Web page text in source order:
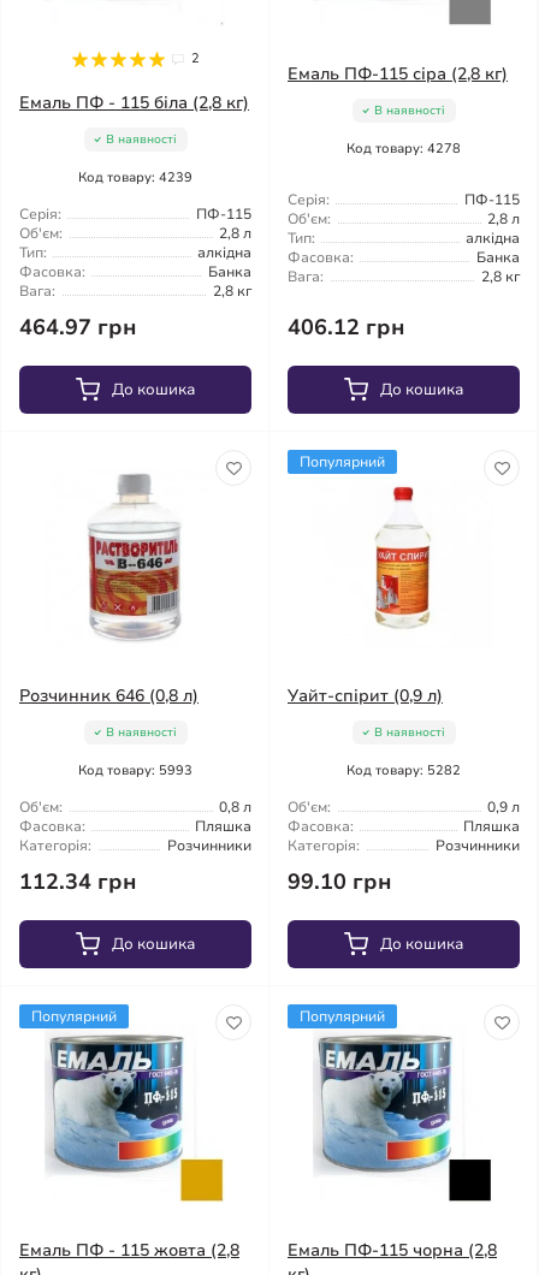
2
Емаль ПФ - 115 біла (2,8 кг)
В наявності
Код товару: 4239
Серія:
ПФ-115
Об'єм:
2,8 л
Тип:
алкідна
Фасовка:
Банка
Вага:
2,8 кг
464.97 грн
До кошика
Емаль ПФ-115 сіра (2,8 кг)
В наявності
Код товару: 4278
Серія:
ПФ-115
Об'єм:
2,8 л
Тип:
алкідна
Фасовка:
Банка
Вага:
2,8 кг
406.12 грн
До кошика
Розчинник 646 (0,8 л)
В наявності
Код товару: 5993
Об'єм:
0,8 л
Фасовка:
Пляшка
Категорія:
Розчинники
112.34 грн
До кошика
Популярний
Уайт-спірит (0,9 л)
В наявності
Код товару: 5282
Об'єм:
0,9 л
Фасовка:
Пляшка
Категорія:
Розчинники
99.10 грн
До кошика
Популярний
Емаль ПФ - 115 жовта (2,8
Популярний
Емаль ПФ-115 чорна (2,8